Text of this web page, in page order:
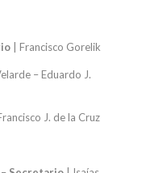
| Francisco Gorelik
– Eduardo J.
J. de la Cruz